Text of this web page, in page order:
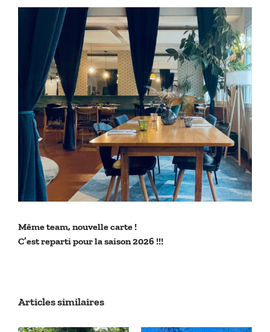
Même team, nouvelle carte !
C’est reparti pour la saison 2026 !!!
Articles similaires